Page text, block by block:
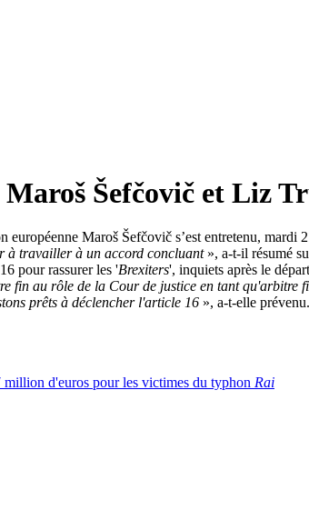
Maroš Šefčovič et Liz
européenne Maroš Šefčovič s’est entretenu,
à travailler à un accord concluant», a-t-il résumé
pour rassurer les 'Brexiters', inquiets après le
fin au rôle de la Cour de justice en tant qu'arbitre
prêts à déclencher l'article 16 », a-t-elle prévenu.
d'euros pour les victimes du typhon Rai